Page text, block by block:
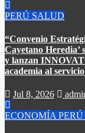
PERÚ SALUD
“Convenio
Cayetano Heredia’
y lanzan
academia al
Jul 8, 2026
ECONOMÍA PERÚ